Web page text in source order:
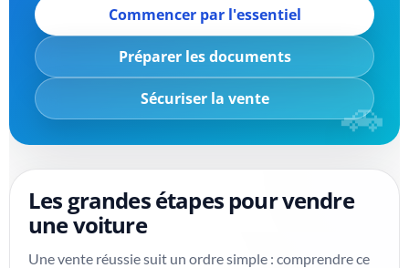
Commencer par l'essentiel
Préparer les documents
Sécuriser la vente
Les grandes étapes pour vendre
une voiture
Une vente réussie suit un ordre simple : comprendre ce